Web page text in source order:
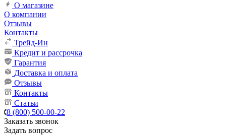
О магазине
О компании
Отзывы
Контакты
Трейд-Ин
Кредит и рассрочка
Гарантия
Доставка и оплата
Отзывы
Контакты
Статьи
8 (800) 500-00-22
Заказать звонок
Задать вопрос